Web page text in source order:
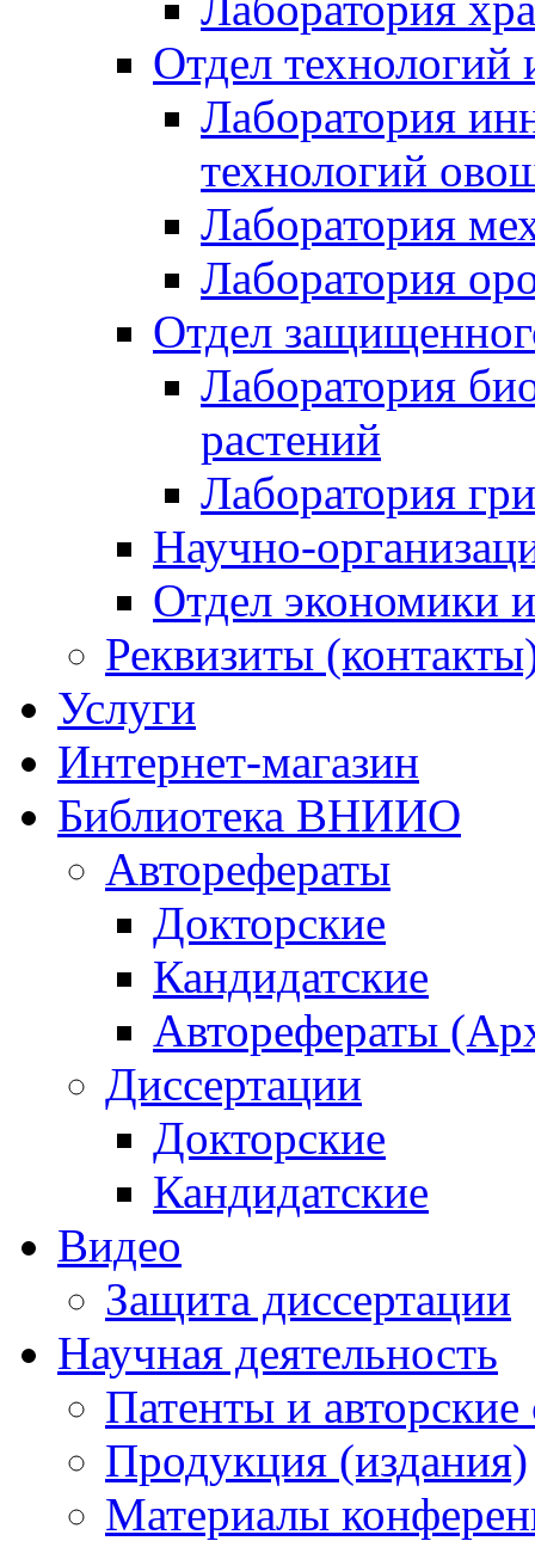
Отдел технологий
Лаборатория
технологий
Лаборатория
Лаборатория
Отдел
Лаборатория
растений
Лаборатория
Научно-
Отдел экономики
Реквизиты
Услуги
Интернет-магазин
Библиотека ВНИИО
Авторефераты
Докторские
Кандидатские
Авторефераты
Диссертации
Докторские
Кандидатские
Видео
Защита диссертации
Научная деятельность
Патенты и авторские
Продукция (издания)
Материалы